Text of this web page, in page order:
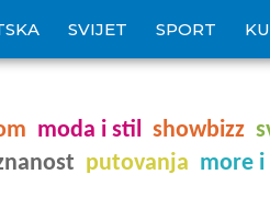
SVIJET SPORT
moda i stil showbizz
putovanja more